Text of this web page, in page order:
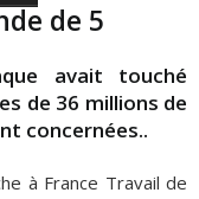
de 5
avait touché
de 36 millions de
concernées..
à France Travail de